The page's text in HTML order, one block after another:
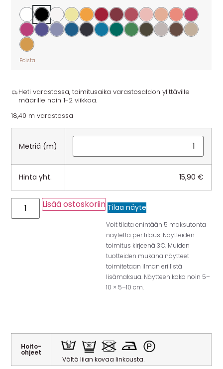
Poista
Heti varastossa, toimitusaika varastosaldon ylittäville
määrille noin 1-2 viikkoa.
18,40 m varastossa
Metriä (m)
Hinta yht. 15,90€
Lisää ostoskoriin Tilaa näyte
Voit tilata enintään 5 maksutonta
näytettä per tilaus. Näytteiden
toimitus kirjeenä 3€. Muiden
tuotteiden mukana näytteet
toimitetaan ilman erillistä
lisämaksua. Näytteen koko noin 5–
10 × 5–10 cm.
Hoito-
ohjeet
Vältä liian kovaa linkousta.